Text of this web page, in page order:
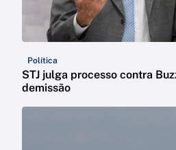
Política
STJ julga processo contra
demissão